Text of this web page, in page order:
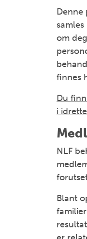
Denne
om
finnes
Du
i
NLF
Blant